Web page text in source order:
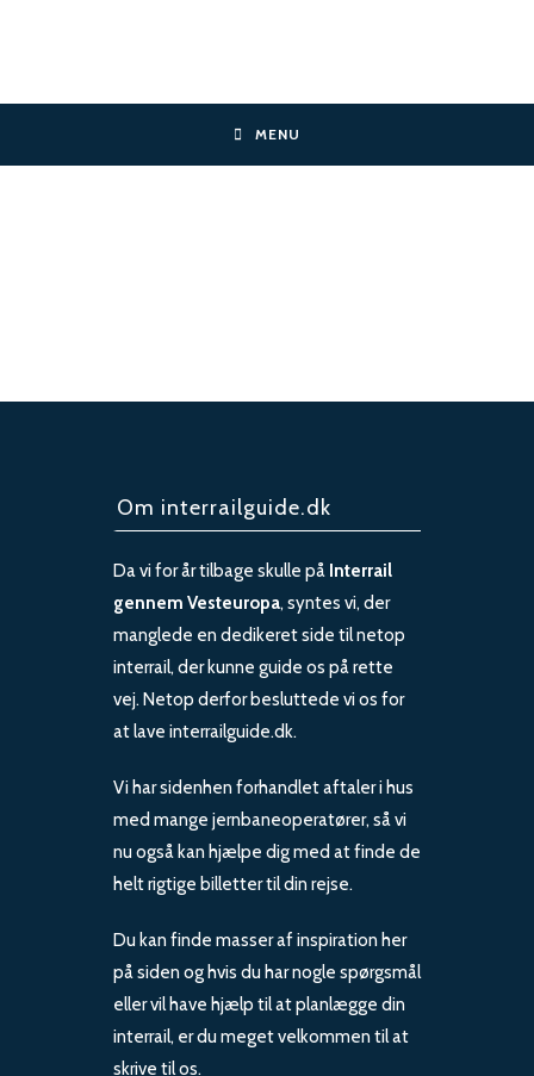
MENU
Om interrailguide.dk
Da vi for år tilbage skulle på Interrail
gennem Vesteuropa, syntes vi, der
manglede en dedikeret side til netop
interrail, der kunne guide os på rette
vej. Netop derfor besluttede vi os for
at lave interrailguide.dk.
Vi har sidenhen forhandlet aftaler i hus
med mange jernbaneoperatører, så vi
nu også kan hjælpe dig med at finde de
helt rigtige billetter til din rejse.
Du kan finde masser af inspiration her
på siden og hvis du har nogle spørgsmål
eller vil have hjælp til at planlægge din
interrail, er du meget velkommen til at
skrive til os.